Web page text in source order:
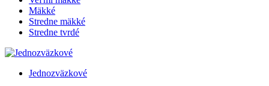
Mäkké
Stredne mäkké
Stredne tvrdé
Jednozväzkové